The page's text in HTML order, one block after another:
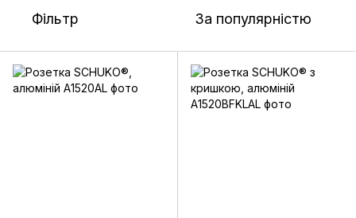
Фільтр За популярністю